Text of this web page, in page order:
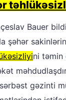
Bauer
şəhər
ni təmin
gəzinti